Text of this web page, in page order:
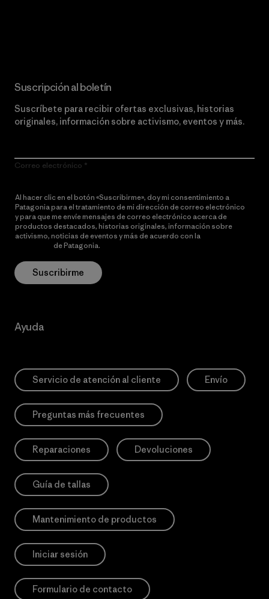
Suscripción al boletín
Suscríbete para recibir ofertas exclusivas, historias
originales, información sobre activismo, eventos y más.
Correo electrónico
Al hacer clic en el botón «Suscribirme», doy mi consentimiento a
Patagonia para el tratamiento de mi dirección de correo electrónico
y para que me envíe mensajes de correo electrónico acerca de
productos destacados, historias originales, información sobre
activismo, noticias de eventos y más de acuerdo con la
de Patagonia.
Suscribirme
Ayuda
Servicio de atención al cliente Envío
Preguntas más frecuentes
Reparaciones Devoluciones
Guía de tallas
Mantenimiento de productos
Iniciar sesión
Formulario de contacto